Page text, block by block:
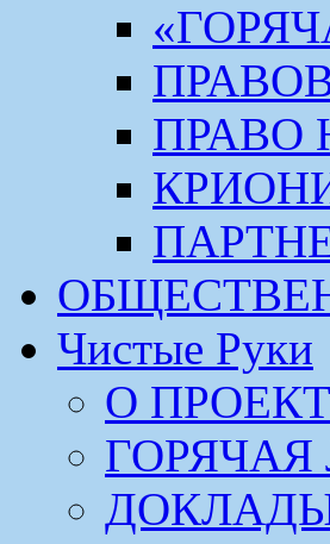
ПРАВО
Чистые Руки
О